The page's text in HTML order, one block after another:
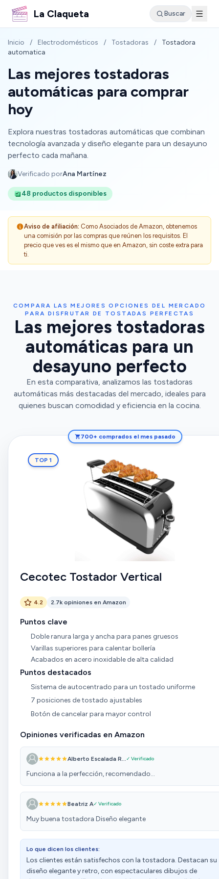
La Claqueta Buscar
Inicio / Electrodomésticos / Tostadoras /
Tostadora
automatica
Las mejores tostadoras
automáticas para comprar
hoy
Explora nuestras tostadoras automáticas que combinan
tecnología avanzada y diseño elegante para un desayuno
perfecto cada mañana.
Verificado porAna Martínez
48 productos disponibles
Aviso de afiliación: Como Asociados de Amazon, obtenemos
una comisión por las compras que reúnen los requisitos. El
precio que ves es el mismo que en Amazon, sin coste extra para
ti.
COMPARA LAS MEJORES OPCIONES DEL MERCADO
PARA DISFRUTAR DE TOSTADAS PERFECTAS
Las mejores tostadoras
automáticas para un
desayuno perfecto
En esta comparativa, analizamos las tostadoras
automáticas más destacadas del mercado, ideales para
quienes buscan comodidad y eficiencia en la cocina.
700+ comprados el mes pasado
TOP 1
Cecotec Tostador Vertical
4.2 2.7k opiniones en Amazon
Puntos clave
Doble ranura larga y ancha para panes gruesos
Varillas superiores para calentar bollería
Acabados en acero inoxidable de alta calidad
Puntos destacados
Sistema de autocentrado para un tostado uniforme
7 posiciones de tostado ajustables
Botón de cancelar para mayor control
Opiniones verificadas en Amazon
Alberto Escalada R... ✓ Verificado
Funciona a la perfección, recomendado...
Beatriz A✓ Verificado
Muy buena tostadora Diseño elegante
Lo que dicen los clientes:
Los clientes están satisfechos con la tostadora. Destacan su
diseño elegante y retro, con espectaculares dibujos de